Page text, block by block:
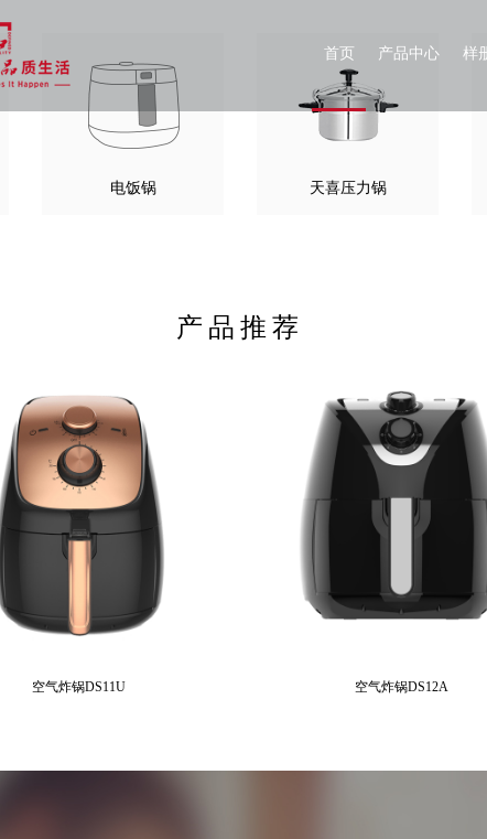
首页 产品中心 样
电饭锅 天喜压力锅
产品推荐
空气炸锅DS11U 空气炸锅DS12A